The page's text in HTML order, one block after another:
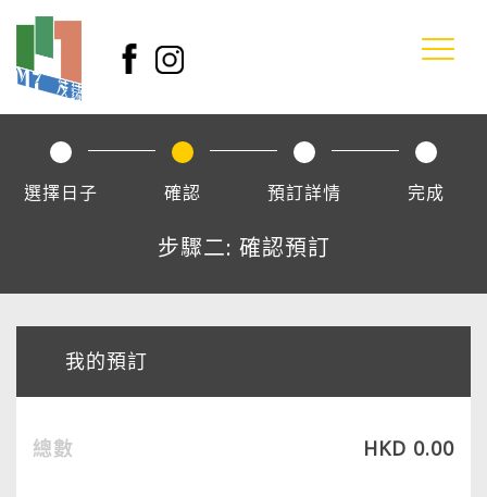
選擇日子 確認 預訂詳情 完成
步驟二: 確認預訂
我的預訂
總數 HKD 0.00